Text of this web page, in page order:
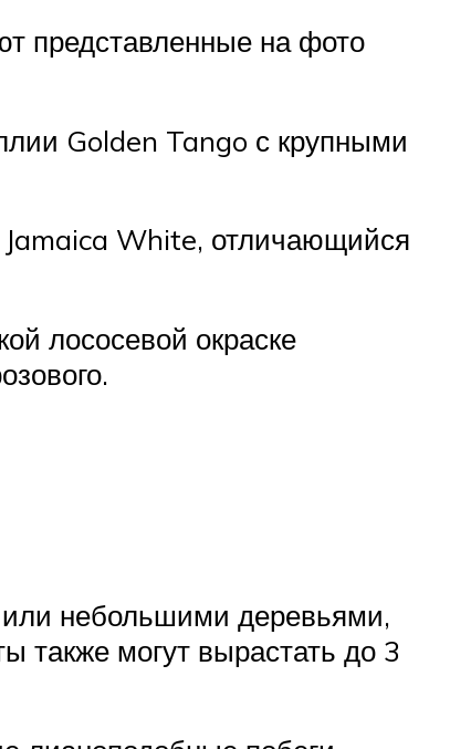
представленные на фото
Golden Tango с крупными
Jamaica White, отличающийся
лососевой окраске
небольшими деревьями,
также могут вырастать до 3